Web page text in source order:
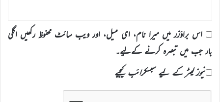
اس براؤزر میں میرا نام، ای میل، اور ویب سائٹ محفوظ رکھیں اگلی
بار جب میں تبصرہ کرنے کےلیے۔
نیوز لیٹر کے لیے سبسکرائب کیجیے